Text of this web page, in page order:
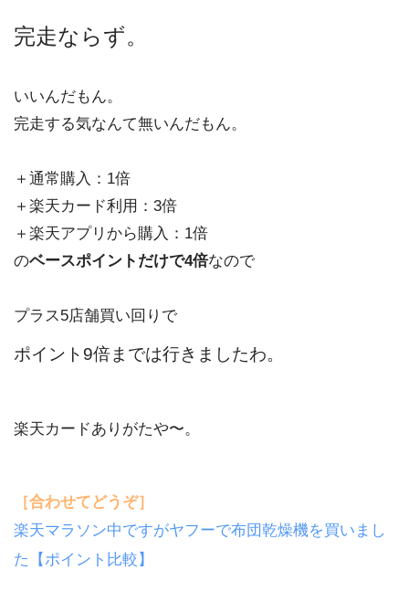
完走ならず。
いいんだもん。
完走する気なんて無いんだもん。
＋通常購入：1倍
＋楽天カード利用：3倍
＋楽天アプリから購入：1倍
のベースポイントだけで4倍なので
プラス5店舗買い回りで
ポイント9倍までは行きましたわ。
楽天カードありがたや〜。
［合わせてどうぞ］
楽天マラソン中ですがヤフーで布団乾燥機を買いまし
た【ポイント比較】